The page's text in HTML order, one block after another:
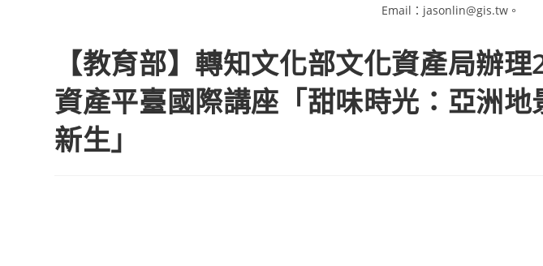
Email：jasonlin@gis.tw。
【教育部】轉知文化部文化資產局辦
資產平臺國際講座「甜味時光：亞洲
新生」